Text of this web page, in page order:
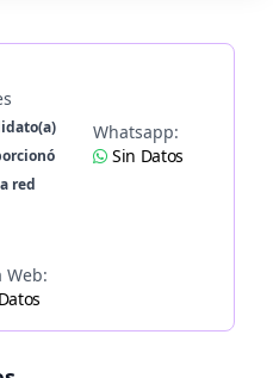
red
Whatsapp:
Sin Datos
Web: